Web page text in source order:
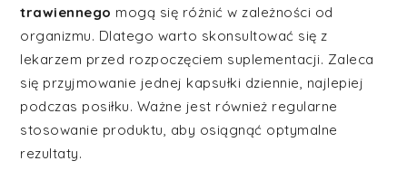
trawiennego mogą się różnić w zależności od
organizmu. Dlatego warto skonsultować się z
lekarzem przed rozpoczęciem suplementacji. Zaleca
się przyjmowanie jednej kapsułki dziennie, najlepiej
podczas posiłku. Ważne jest również regularne
stosowanie produktu, aby osiągnąć optymalne
rezultaty.